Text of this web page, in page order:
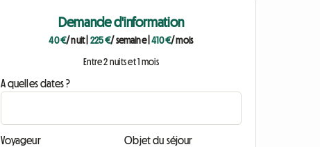
Demande d'information
40 €/ nuit| 225 €/ semaine|410 €/ mois
Entre 2 nuits et 1 mois
A quelles dates ?
Voyageur Objet du séjour